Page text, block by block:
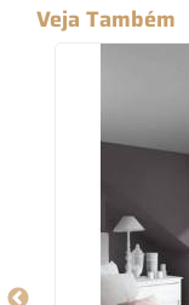
Veja Também